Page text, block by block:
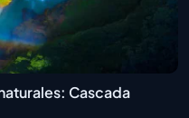
Cascada